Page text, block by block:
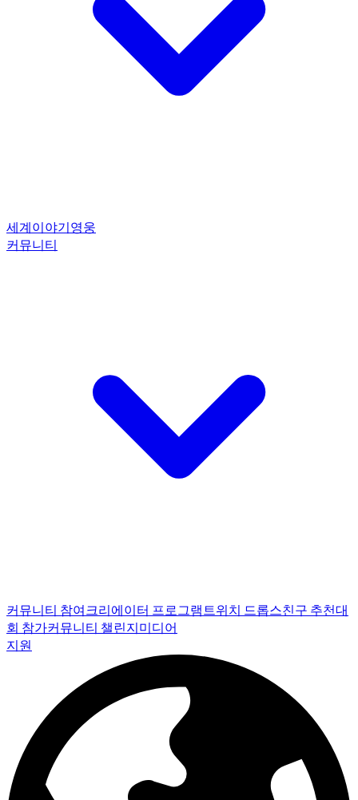
세계이야기영웅
커뮤니티
커뮤니티 참여 크리에이터 프로그램 트위치 드롭스친구 추천대
회 참가커뮤니티 챌린지미디어
지원